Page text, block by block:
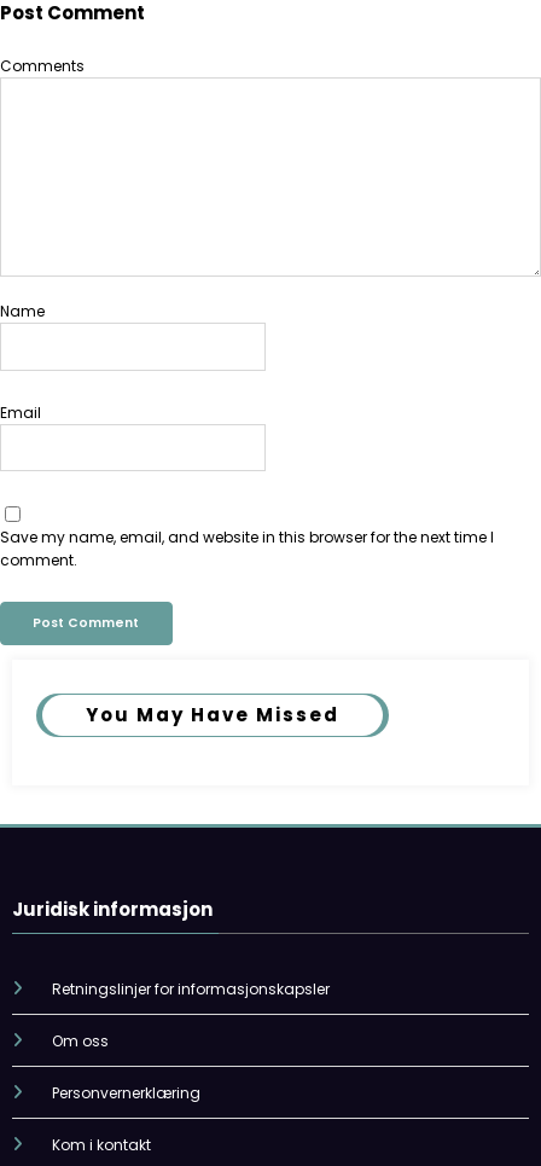
Post Comment
Comments
Name
Email
Save my name, email, and website in this browser for the next time I
comment.
You May Have Missed
Juridisk informasjon
Retningslinjer for informasjonskapsler
Om oss
Personvernerklæring
Kom i kontakt